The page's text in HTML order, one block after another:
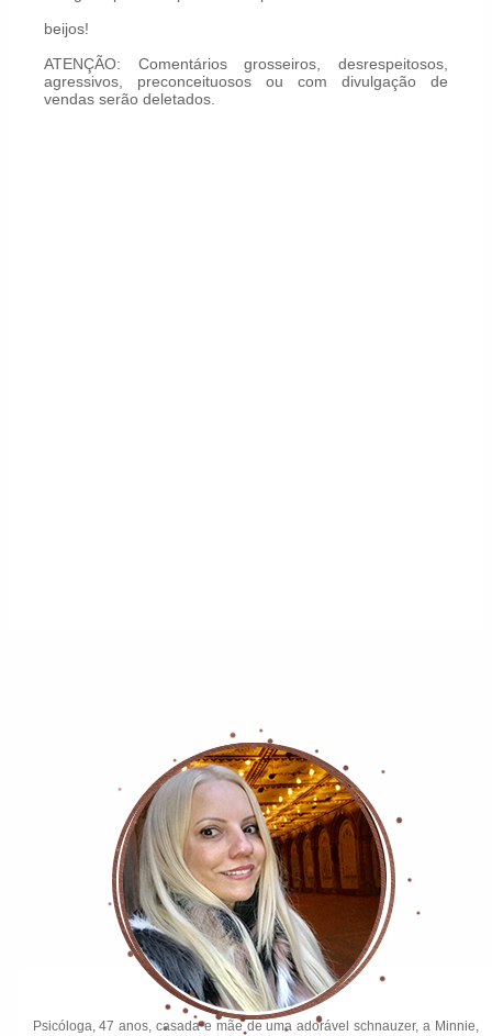
beijos!
ATENÇÃO: Comentários grosseiros, desrespeitosos,
agressivos, preconceituosos ou com divulgação de
vendas serão deletados.
Psicóloga, 47 anos, casada e mãe de uma adorável schnauzer, a Minnie,